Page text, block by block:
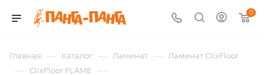
0
Главная — Каталог — Ламинат — Ламинат ClixFloor
— ClixFloor FLAME —